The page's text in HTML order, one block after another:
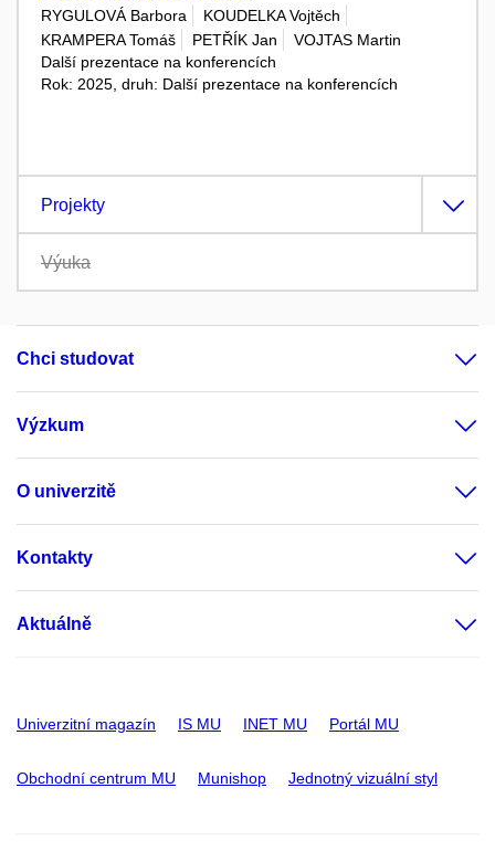
RYGULOVÁ Barbora
KOUDELKA Vojtěch
KRAMPERA Tomáš
PETŘÍK Jan
VOJTAS Martin
Další prezentace na konferencích
Rok: 2025, druh: Další prezentace na konferencích
Projekty
Výuka
Chci studovat
Výzkum
O univerzitě
Kontakty
Aktuálně
Univerzitní magazín IS MU INET MU Portál MU
Obchodní centrum MU Munishop Jednotný vizuální styl